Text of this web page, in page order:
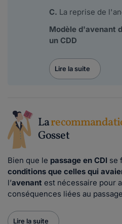
C. La reprise de
Modèle d'avenant
un CDD
Lire la suite
La
Gosset
Bien que le passage en CDI se
conditions que celles qui
l’avenant est nécessaire pour
conséquences liées au
Lire la suite